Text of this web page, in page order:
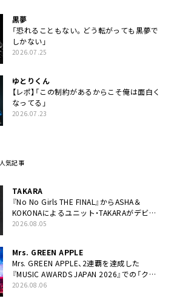
黒夢
「恐れることもない。どう転がっても黒夢で
しかない」
2026.07.25
ゆとりくん
【レポ】「この制約があるからこそ俺は面白く
なってる」
2026.07.23
人気記事
TAKARA
『No No Girls THE FINAL』からASHA＆
KOKONAによるユニット・TAKARAがデビュ
ー
2026.08.05
Mrs. GREEN APPLE
Mrs. GREEN APPLE、2連覇を達成した
『MUSIC AWARDS JAPAN 2026』での「クス
シキ」ライブパフォーマンスをYouTube公開
2026.08.06